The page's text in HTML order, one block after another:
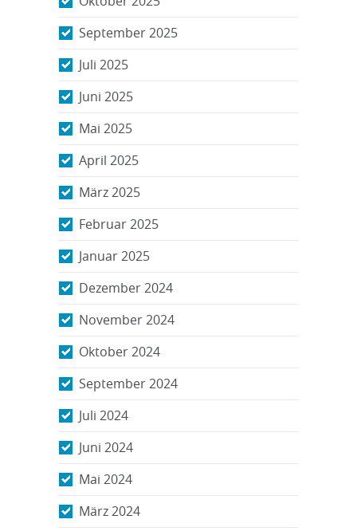
September 2025
Juli 2025
Juni 2025
Mai 2025
April 2025
März 2025
Februar 2025
Januar 2025
Dezember 2024
November 2024
Oktober 2024
September 2024
Juli 2024
Juni 2024
Mai 2024
März 2024